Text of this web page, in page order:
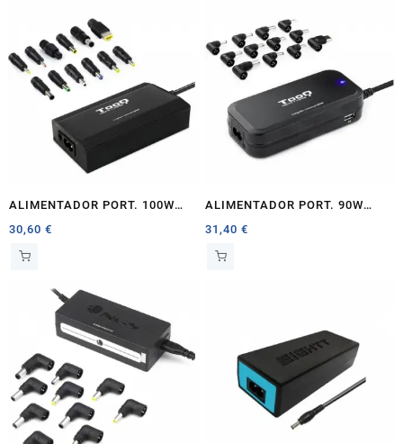
ALIMENTADOR PORT. 100W
TOOQ 1 X USB 12
CONECTORES
30,60 €
ALIMENTADOR PORT. 90W
TOOQ AUT O 2 X USB 12
CONECTORES
31,40€